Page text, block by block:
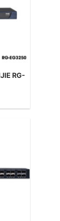
RG-